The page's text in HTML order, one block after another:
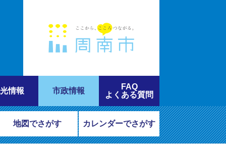
情報 市政情報
FAQ
よくある質問
地図でさがす カレンダーでさがす